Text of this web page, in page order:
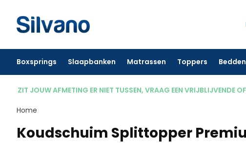
Boxsprings Slaapbanken Matrassen Toppers
ZIT JOUW AFMETING ER NIET TUSSEN, VRAAG EEN VRIJBLIJVENDE
Home
Koudschuim Splittopper